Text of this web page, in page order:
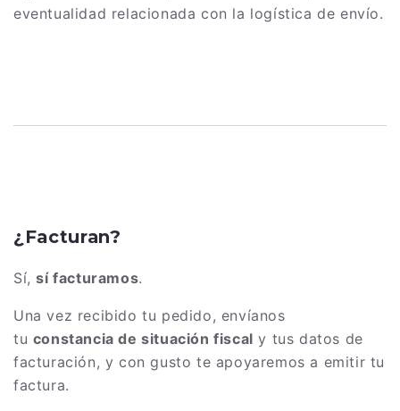
eventualidad relacionada con la logística de envío.
¿Facturan?
Sí,sí facturamos.
Una vez recibido tu pedido, envíanos
tu constancia de situación fiscal y tus datos de
facturación, y con gusto te apoyaremos a emitir tu
factura.